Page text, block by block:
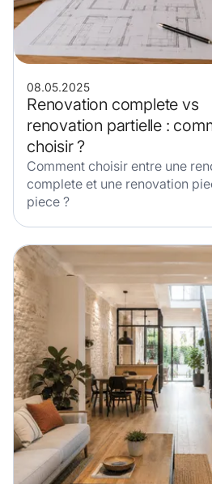
08.05.2025
Renovation complete vs
renovation partielle :
choisir ?
Comment choisir entre une
complete et une renovation
piece ?